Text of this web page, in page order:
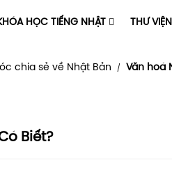
HỌC TIẾNG NHẬT THƯ VIỆN
chia sẻ về Nhật Bản / Văn hoá
Biết?